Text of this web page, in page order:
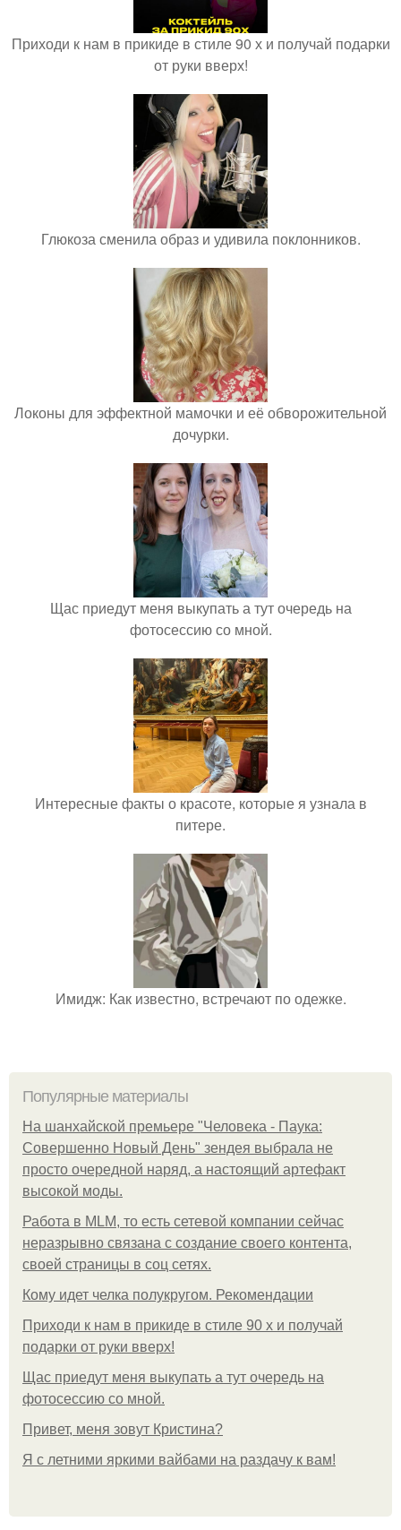
Приходи к нам в прикиде в стиле 90 х и получай подарки
от руки вверх!
Глюкоза сменила образ и удивила поклонников.
Локоны для эффектной мамочки и её обворожительной
дочурки.
Щас приедут меня выкупать а тут очередь на
фотосессию со мной.
Интересные факты о красоте, которые я узнала в
питере.
Имидж: Как известно, встречают по одежке.
Популярные материалы
На шанхайской премьере "Человека - Паука:
Совершенно Новый День" зендея выбрала не
просто очередной наряд, а настоящий артефакт
высокой моды.
Работа в MLM, то есть сетевой компании сейчас
неразрывно связана с создание своего контента,
своей страницы в соц сетях.
Кому идет челка полукругом. Рекомендации
Приходи к нам в прикиде в стиле 90 х и получай
подарки от руки вверх!
Щас приедут меня выкупать а тут очередь на
фотосессию со мной.
Привет, меня зовут Кристина?
Я с летними яркими вайбами на раздачу к вам!